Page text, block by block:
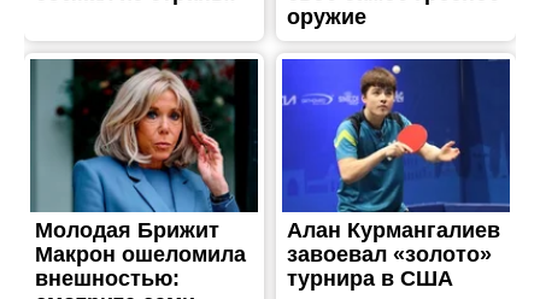
ЖИТТЯ
На Нікопольщині
посилюють захист від
ворожих атак: в районі
розпочав роботу
антидроновий підрозділ
«Яструб»